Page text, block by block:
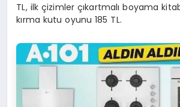
TL, ilk çizimler çıkartmalı boyama
kırma kutu oyunu 185 TL.